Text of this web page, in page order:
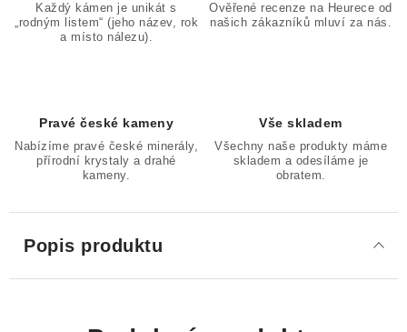
Každý kámen je unikát s
„rodným listem“ (jeho název, rok
a místo nálezu).
Ověřené recenze na Heurece od
našich zákazníků mluví za nás.
Pravé české kameny
Nabízíme pravé české minerály,
přírodní krystaly a drahé
kameny.
Vše skladem
Všechny naše produkty máme
skladem a odesíláme je
obratem.
Popis produktu